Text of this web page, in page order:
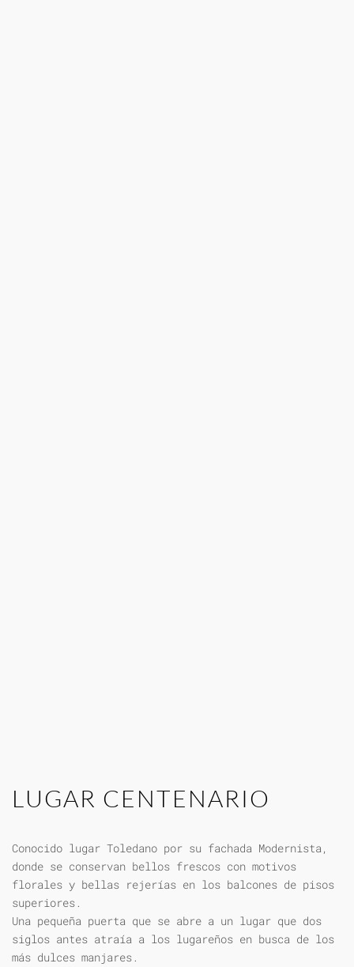
LUGAR CENTENARIO
Conocido lugar Toledano por su fachada Modernista,
donde se conservan bellos frescos con motivos
florales y bellas rejerías en los balcones de pisos
superiores.
Una pequeña puerta que se abre a un lugar que dos
siglos antes atraía a los lugareños en busca de los
más dulces manjares.